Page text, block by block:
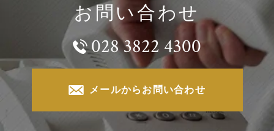
お問い合わせ
028 3822 4300
メールからお問い合わせ